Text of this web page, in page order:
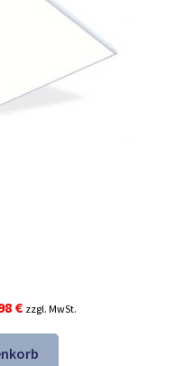
€Aktueller
Preis
ist:
zzgl. MwSt.